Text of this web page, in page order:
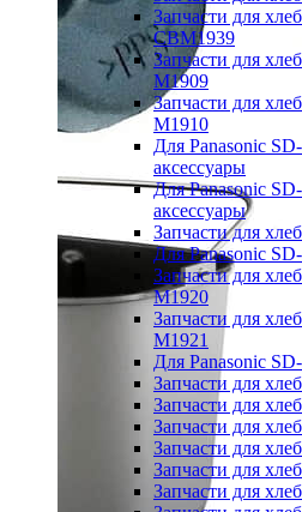
Запчасти для
CBM1939
Запчасти для
M1909
Запчасти для
M1910
Для Panasonic
аксессуары
Для Panasonic
аксессуары
Запчасти для
Для Panasonic
Запчасти для
M1920
Запчасти для
M1921
Для Panasonic
Запчасти для
Запчасти для
Запчасти для
Запчасти для
Запчасти для
Запчасти для